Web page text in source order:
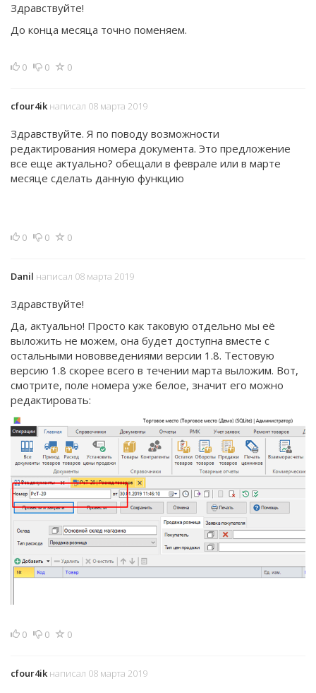
Здравствуйте!
До конца месяца точно поменяем.
0 0 0
cfour4ik написал 08 марта 2019
Здравствуйте. Я по поводу возможности
редактирования номера документа. Это предложение
все еще актуально? обещали в феврале или в марте
месяце сделать данную функцию
0 0 0
Danil написал 08 марта 2019
Здравствуйте!
Да, актуально! Просто как таковую отдельно мы её
выложить не можем, она будет доступна вместе с
остальными нововведениями версии 1.8. Тестовую
версию 1.8 скорее всего в течении марта выложим. Вот,
смотрите, поле номера уже белое, значит его можно
редактировать:
0 0 0
cfour4ik написал 08 марта 2019